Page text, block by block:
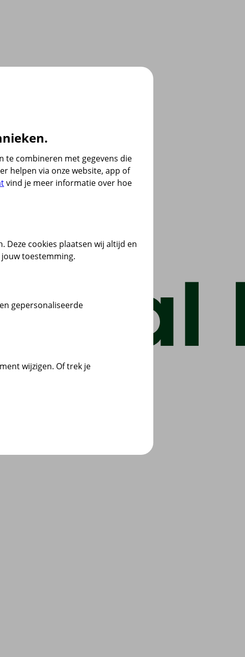
te combineren met gegevens die
helpen via onze website, app of
vind je meer informatie over hoe
Deze cookies plaatsen wij altijd en
toestemming.
gepersonaliseerde
wijzigen. Of trek je